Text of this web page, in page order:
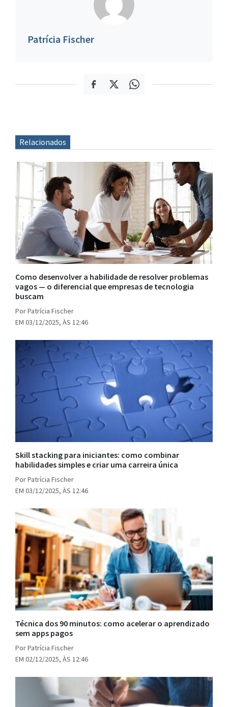
Patrícia Fischer
Relacionados
Como desenvolver a habilidade de resolver problemas
vagos — o diferencial que empresas de tecnologia
buscam
Por Patrícia Fischer
EM 03/12/2025, ÀS 12:46
Skill stacking para iniciantes: como combinar
habilidades simples e criar uma carreira única
Por Patrícia Fischer
EM 03/12/2025, ÀS 12:46
Técnica dos 90 minutos: como acelerar o aprendizado
sem apps pagos
Por Patrícia Fischer
EM 02/12/2025, ÀS 12:46